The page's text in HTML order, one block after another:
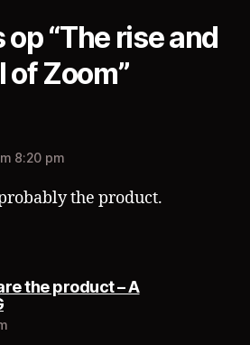
“The rise and
of Zoom”
8:20 pm
the product.
the product – A
zegt: